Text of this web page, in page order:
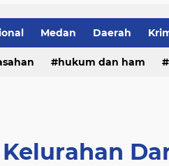
Medan Daerah
hukum dan ham